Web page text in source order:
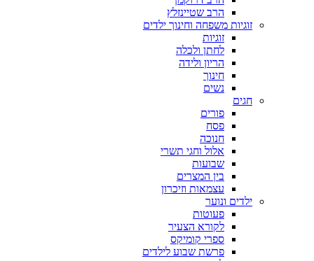
הרב שטיינזלץ
זוגיות משפחה וחינוך ילדים
זוגיות
לחתן ולכלה
הריון ולידה
חינוך
נשים
חגים
פורים
פסח
חנוכה
אלול וחגי תשרי
שבועות
בין המצרים
עצמאות וזיכרון
ילדים ונוער
פעוטות
לקורא הצעיר
ספרי קומיקס
פרשת שבוע לילדים